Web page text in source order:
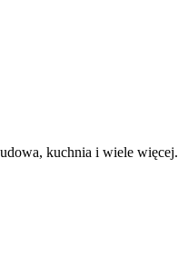
kuchnia i wiele więcej.